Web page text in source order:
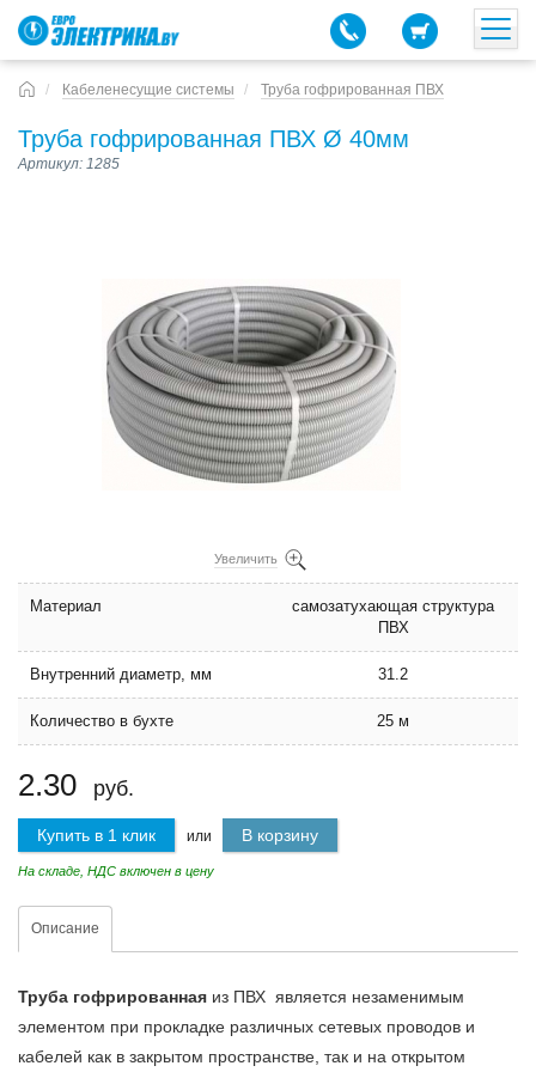
Кабеленесущие системы Труба гофрированная ПВХ
Труба гофрированная ПВХ Ø 40мм
Артикул: 1285
Увеличить
Материал
самозатухающая структура
ПВХ
Внутренний диаметр, мм 31.2
Количество в бухте 25 м
2.30 руб.
Купить в 1 клик или В корзину
На складе, НДС включен в цену
Описание
Труба гофрированная из ПВХ является незаменимым
элементом при прокладке различных сетевых проводов и
кабелей как в закрытом пространстве, так и на открытом